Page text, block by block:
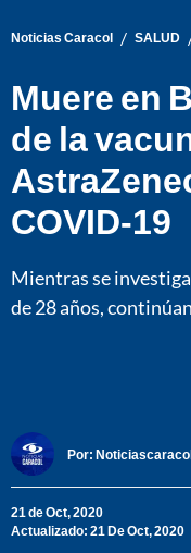
Noticias Caracol / SALUD
Muere en
de la
COVID-19
Mientras se
de 28 años,
Por:
21 de Oct, 2020
Actualizado: 21 De Oct, 2020